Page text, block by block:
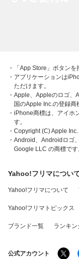
・「App Store」ボタン
・アプリケーションは
ただけます。
・Apple、Appleのロゴ
国のApple Inc.の登録商
・iPhone商標は、アイホ
す。
・Copyright (C) Apple
・Android、Androidロゴ
Google LLC の商標です
Yahoo!フリマについ
Yahoo!フリマについて
Yahoo!フリマトピックス
ブランド一覧 ランキン
公式アカウント